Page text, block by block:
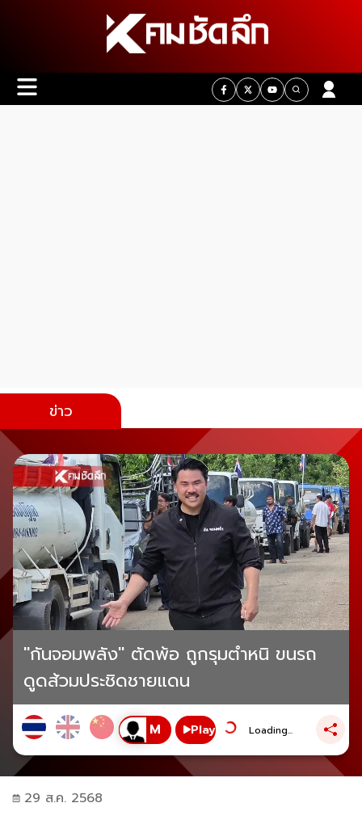
ข่าว
"กันจอมพลัง" ตัดพ้อ ถูกรุมตำหนิ ขนรถ
ดูดส้วมประชิดชายแดน
Play Loading...
29 ส.ค. 2568